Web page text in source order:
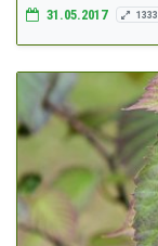
31.05.2017